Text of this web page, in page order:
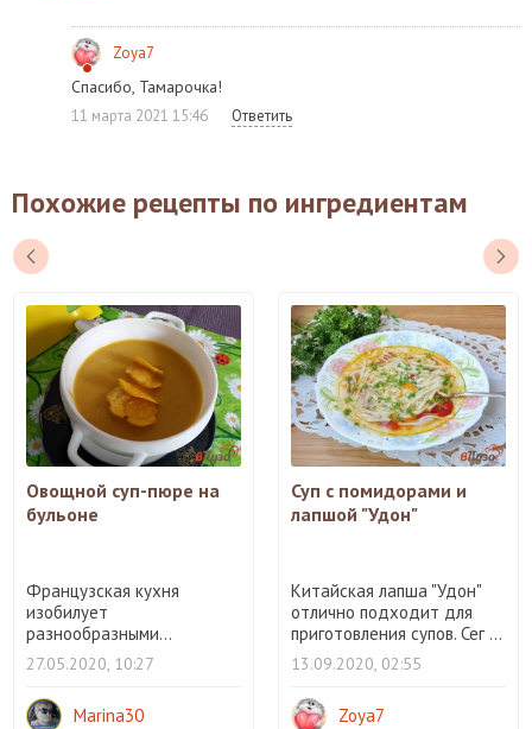
Zoya7
Спасибо, Тамарочка!
11 марта 2021 15:46 Ответить
Похожие рецепты по ингредиентам
Овощной суп-пюре на
бульоне
Французская кухня
изобилует
разнообразными...
27.05.2020, 10:27
Marina30
Суп с помидорами и
лапшой "Удон"
Китайская лапша "Удон"
отлично подходит для
приготовления супов. Сег ...
13.09.2020, 02:55
Zoya7